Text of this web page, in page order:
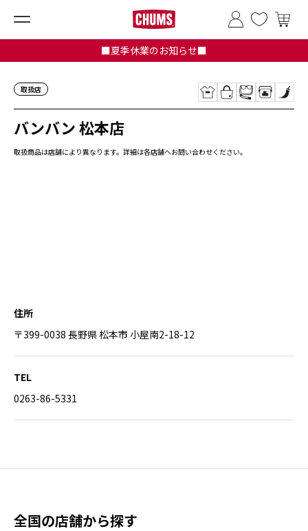
■夏季休業のお知らせ■
取扱店
バンバン 松本店
取扱商品は店舗により異なります。詳細は各店舗へお問い合わせください。
住所
〒399-0038 長野県 松本市 小屋南2-18-12
TEL
0263-86-5331
全国の店舗から探す